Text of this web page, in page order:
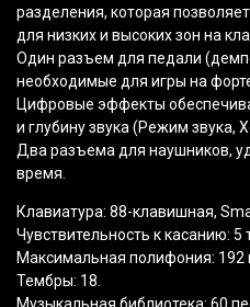
разделения, которая
для низких и высоких зон на
Один разъем для педали
необходимые для игры на
Цифровые эффекты
и глубину звука(Режим звука,
Два разъема для наушников,
время.
Клавиатура: 88-клавишная,
Чувствительность к касанию: 5
Максимальная полифония: 192
Тембры: 18.